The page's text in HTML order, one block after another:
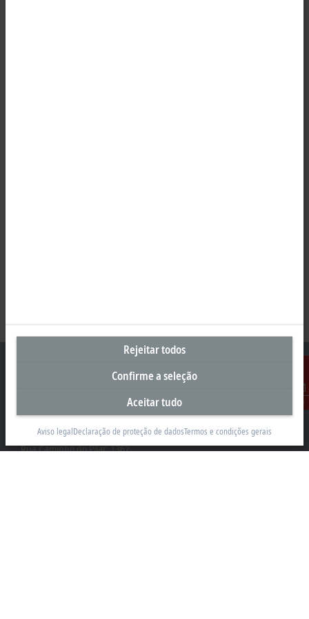
Contato
Beckhoff Automação Industrial Ltda.
Rua Caminho do Pilar, 1362
Rejeitar todos
Confirme a seleção
Aceitar tudo
Aviso legalDeclaração de proteção de dadosTermos e condições gerais